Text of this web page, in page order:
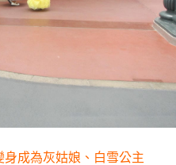
成為灰姑娘、白雪公主